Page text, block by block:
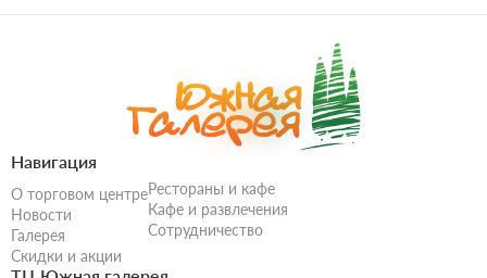
Навигация
О торговом центре
Новости
Галерея
Скидки и акции
Рестораны и кафе
Кафе и развлечения
Сотрудничество